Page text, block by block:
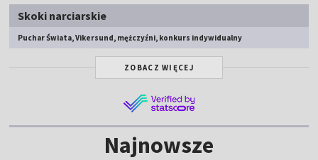
Skoki narciarskie
Puchar Świata, Vikersund, mężczyźni, konkurs indywidualny
ZOBACZ WIĘCEJ
Najnowsze